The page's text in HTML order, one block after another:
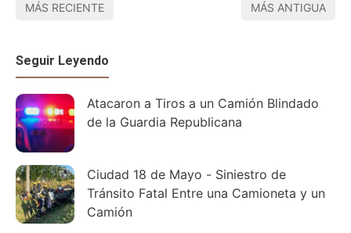
MÁS RECIENTE MÁS ANTIGUA
Seguir Leyendo
Atacaron a Tiros a un Camión Blindado
de la Guardia Republicana
Ciudad 18 de Mayo - Siniestro de
Tránsito Fatal Entre una Camioneta y un
Camión